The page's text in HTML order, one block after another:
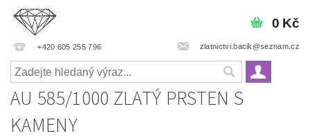
+420 605 255 796 zlatnictvi.bacik@seznam.cz
0 Kč
AU 585/1000 ZLATÝ PRSTEN S
KAMENY